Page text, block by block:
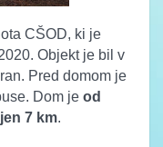
CŠOD, ki je
Objekt je bil v
Pred domom je
Dom je od
7 km.